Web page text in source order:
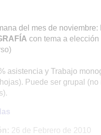
del mes de noviembre:
con tema a elección
asistencia y Trabajo
Puede ser grupal (no
26 de Febrero de 2010